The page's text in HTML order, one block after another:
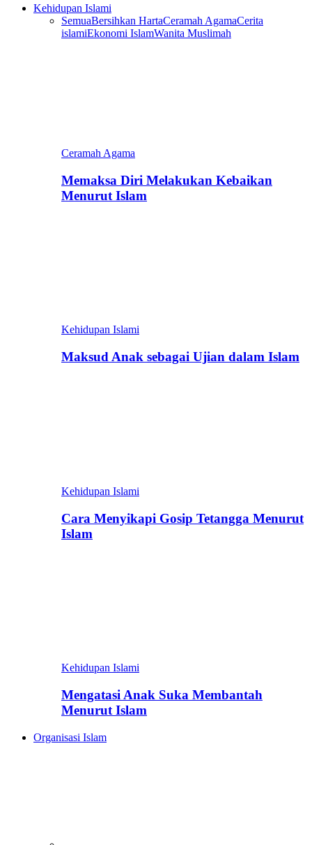
Kehidupan Islami
SemuaBersihkan HartaCeramah AgamaCerita
islamiEkonomi IslamWanita Muslimah
Ceramah Agama
Memaksa Diri Melakukan Kebaikan
Menurut Islam
Kehidupan Islami
Maksud Anak sebagai Ujian dalam Islam
Kehidupan Islami
Cara Menyikapi Gosip Tetangga Menurut
Islam
Kehidupan Islami
Mengatasi Anak Suka Membantah
Menurut Islam
Organisasi Islam